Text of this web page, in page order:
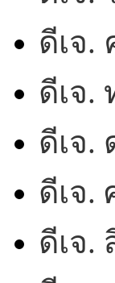
ดีเจ.
ดีเจ.
ดีเจ.
ดีเจ.
ดีเจ.